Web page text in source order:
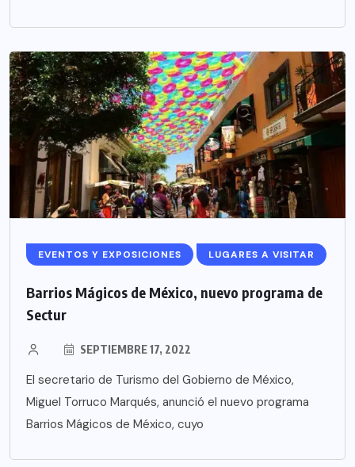
EVENTOS Y EXPOSICIONES LUGARES A VISITAR
Barrios Mágicos de México, nuevo programa de
Sectur
SEPTIEMBRE 17, 2022
El secretario de Turismo del Gobierno de México,
Miguel Torruco Marqués, anunció el nuevo programa
Barrios Mágicos de México, cuyo